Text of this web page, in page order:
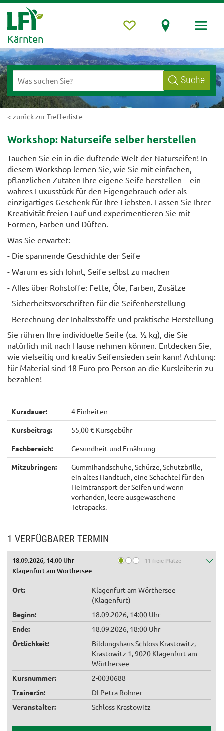
Kärnten
Suche
< zurück zur Trefferliste
Workshop: Naturseife selber herstellen
Tauchen Sie ein in die duftende Welt der Naturseifen! In
diesem Workshop lernen Sie, wie Sie mit einfachen,
pflanzlichen Zutaten Ihre eigene Seife herstellen – ein
wahres Luxusstück für den Eigengebrauch oder als
einzigartiges Geschenk für Ihre Liebsten. Lassen Sie Ihrer
Kreativität freien Lauf und experimentieren Sie mit
Formen, Farben und Düften.
Was Sie erwartet:
- Die spannende Geschichte der Seife
- Warum es sich lohnt, Seife selbst zu machen
- Alles über Rohstoffe: Fette, Öle, Farben, Zusätze
- Sicherheitsvorschriften für die Seifenherstellung
- Berechnung der Inhaltsstoffe und praktische Herstellung
Sie rühren Ihre individuelle Seife (ca. ½ kg), die Sie
natürlich mit nach Hause nehmen können. Entdecken Sie,
wie vielseitig und kreativ Seifensieden sein kann! Achtung:
für Material sind 18 Euro pro Person an die Kursleiterin zu
bezahlen!
Kursdauer: 4 Einheiten
Kursbeitrag: 55,00 € Kursgebühr
Fachbereich: Gesundheit und Ernährung
Mitzubringen:
Gummihandschuhe, Schürze, Schutzbrille,
ein altes Handtuch, eine Schachtel für den
Heimtransport der Seifen und wenn
vorhanden, leere ausgewaschene
Tetrapacks.
1 VERFÜGBARER TERMIN
18.09.2026, 14:00 Uhr 11 freie Plätze
Klagenfurt am Wörthersee
Ort:
Klagenfurt am Wörthersee
(Klagenfurt)
Beginn:
18.09.2026, 14:00 Uhr
Ende:
18.09.2026, 18:00 Uhr
Örtlichkeit:
Bildungshaus Schloss Krastowitz,
Krastowitz 1, 9020 Klagenfurt am
Wörthersee
Kursnummer:
2-0030688
Trainer:in:
DI Petra Rohner
Veranstalter:
Schloss Krastowitz